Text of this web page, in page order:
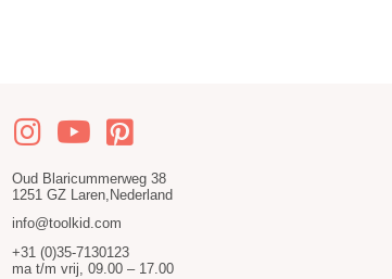
Oud Blaricummerweg 38
1251 GZ Laren,Nederland
info@toolkid.com
+31 (0)35-7130123
ma t/m vrij, 09.00 – 17.00